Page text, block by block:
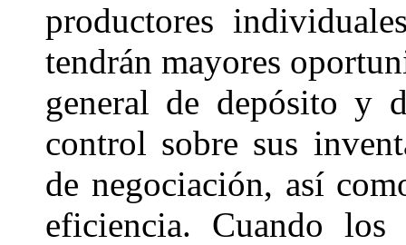
productores
tendrán mayores
general de depósito y
control sobre sus
de negociación, así
eficiencia. Cuando los